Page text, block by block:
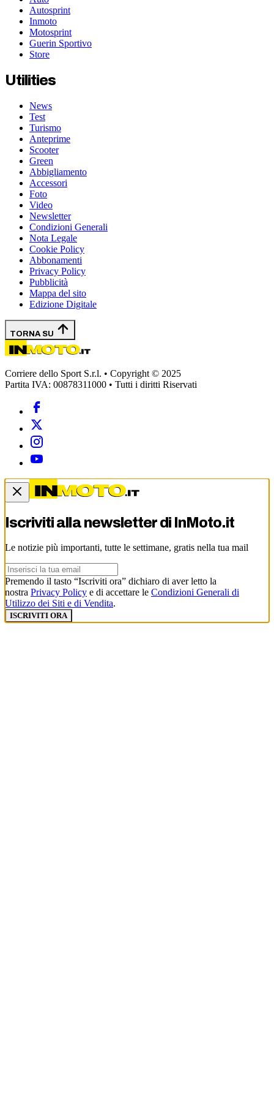
Autosprint
Inmoto
Motosprint
Guerin Sportivo
Store
Utilities
News
Test
Turismo
Anteprime
Scooter
Green
Abbigliamento
Accessori
Foto
Video
Newsletter
Condizioni Generali
Nota Legale
Cookie Policy
Abbonamenti
Privacy Policy
Pubblicità
Mappa del sito
Edizione Digitale
TORNA SU
Corriere dello Sport S.r.l. • Copyright © 2025
Partita IVA: 00878311000 • Tutti i diritti Riservati
Iscriviti alla newsletter di InMoto.it
Le notizie più importanti, tutte le settimane, gratis nella tua mail
Premendo il tasto “Iscriviti ora” dichiaro di aver letto la
nostra Privacy Policy e di accettare le Condizioni Generali di
Utilizzo dei Siti e di Vendita.
ISCRIVITI ORA